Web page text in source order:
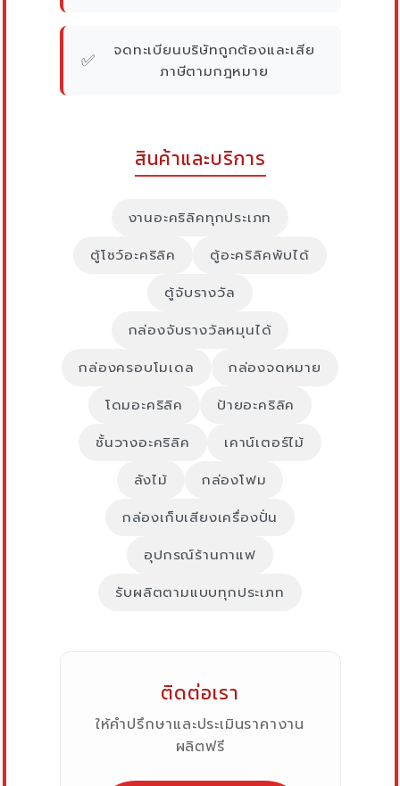
✅
จดทะเบียนบริษัทถูกต้องและเสีย
ภาษีตามกฎหมาย
สินค้าและบริการ
งานอะคริลิคทุกประเภท
ตู้โชว์อะคริลิค
ตู้อะคริลิคพับได้
ตู้จับรางวัล
กล่องจับรางวัลหมุนได้
กล่องครอบโมเดล
กล่องจดหมาย
โดมอะคริลิค
ป้ายอะคริลิค
ชั้นวางอะคริลิค
เคาน์เตอร์ไม้
ลังไม้
กล่องโฟม
กล่องเก็บเสียงเครื่องปั่น
อุปกรณ์ร้านกาแฟ
รับผลิตตามแบบทุกประเภท
ติดต่อเรา
ให้คำปรึกษาและประเมินราคางาน
ผลิตฟรี